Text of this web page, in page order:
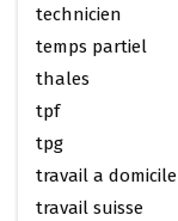
technicien
temps partiel
thales
tpf
tpg
travail a domicile
travail suisse